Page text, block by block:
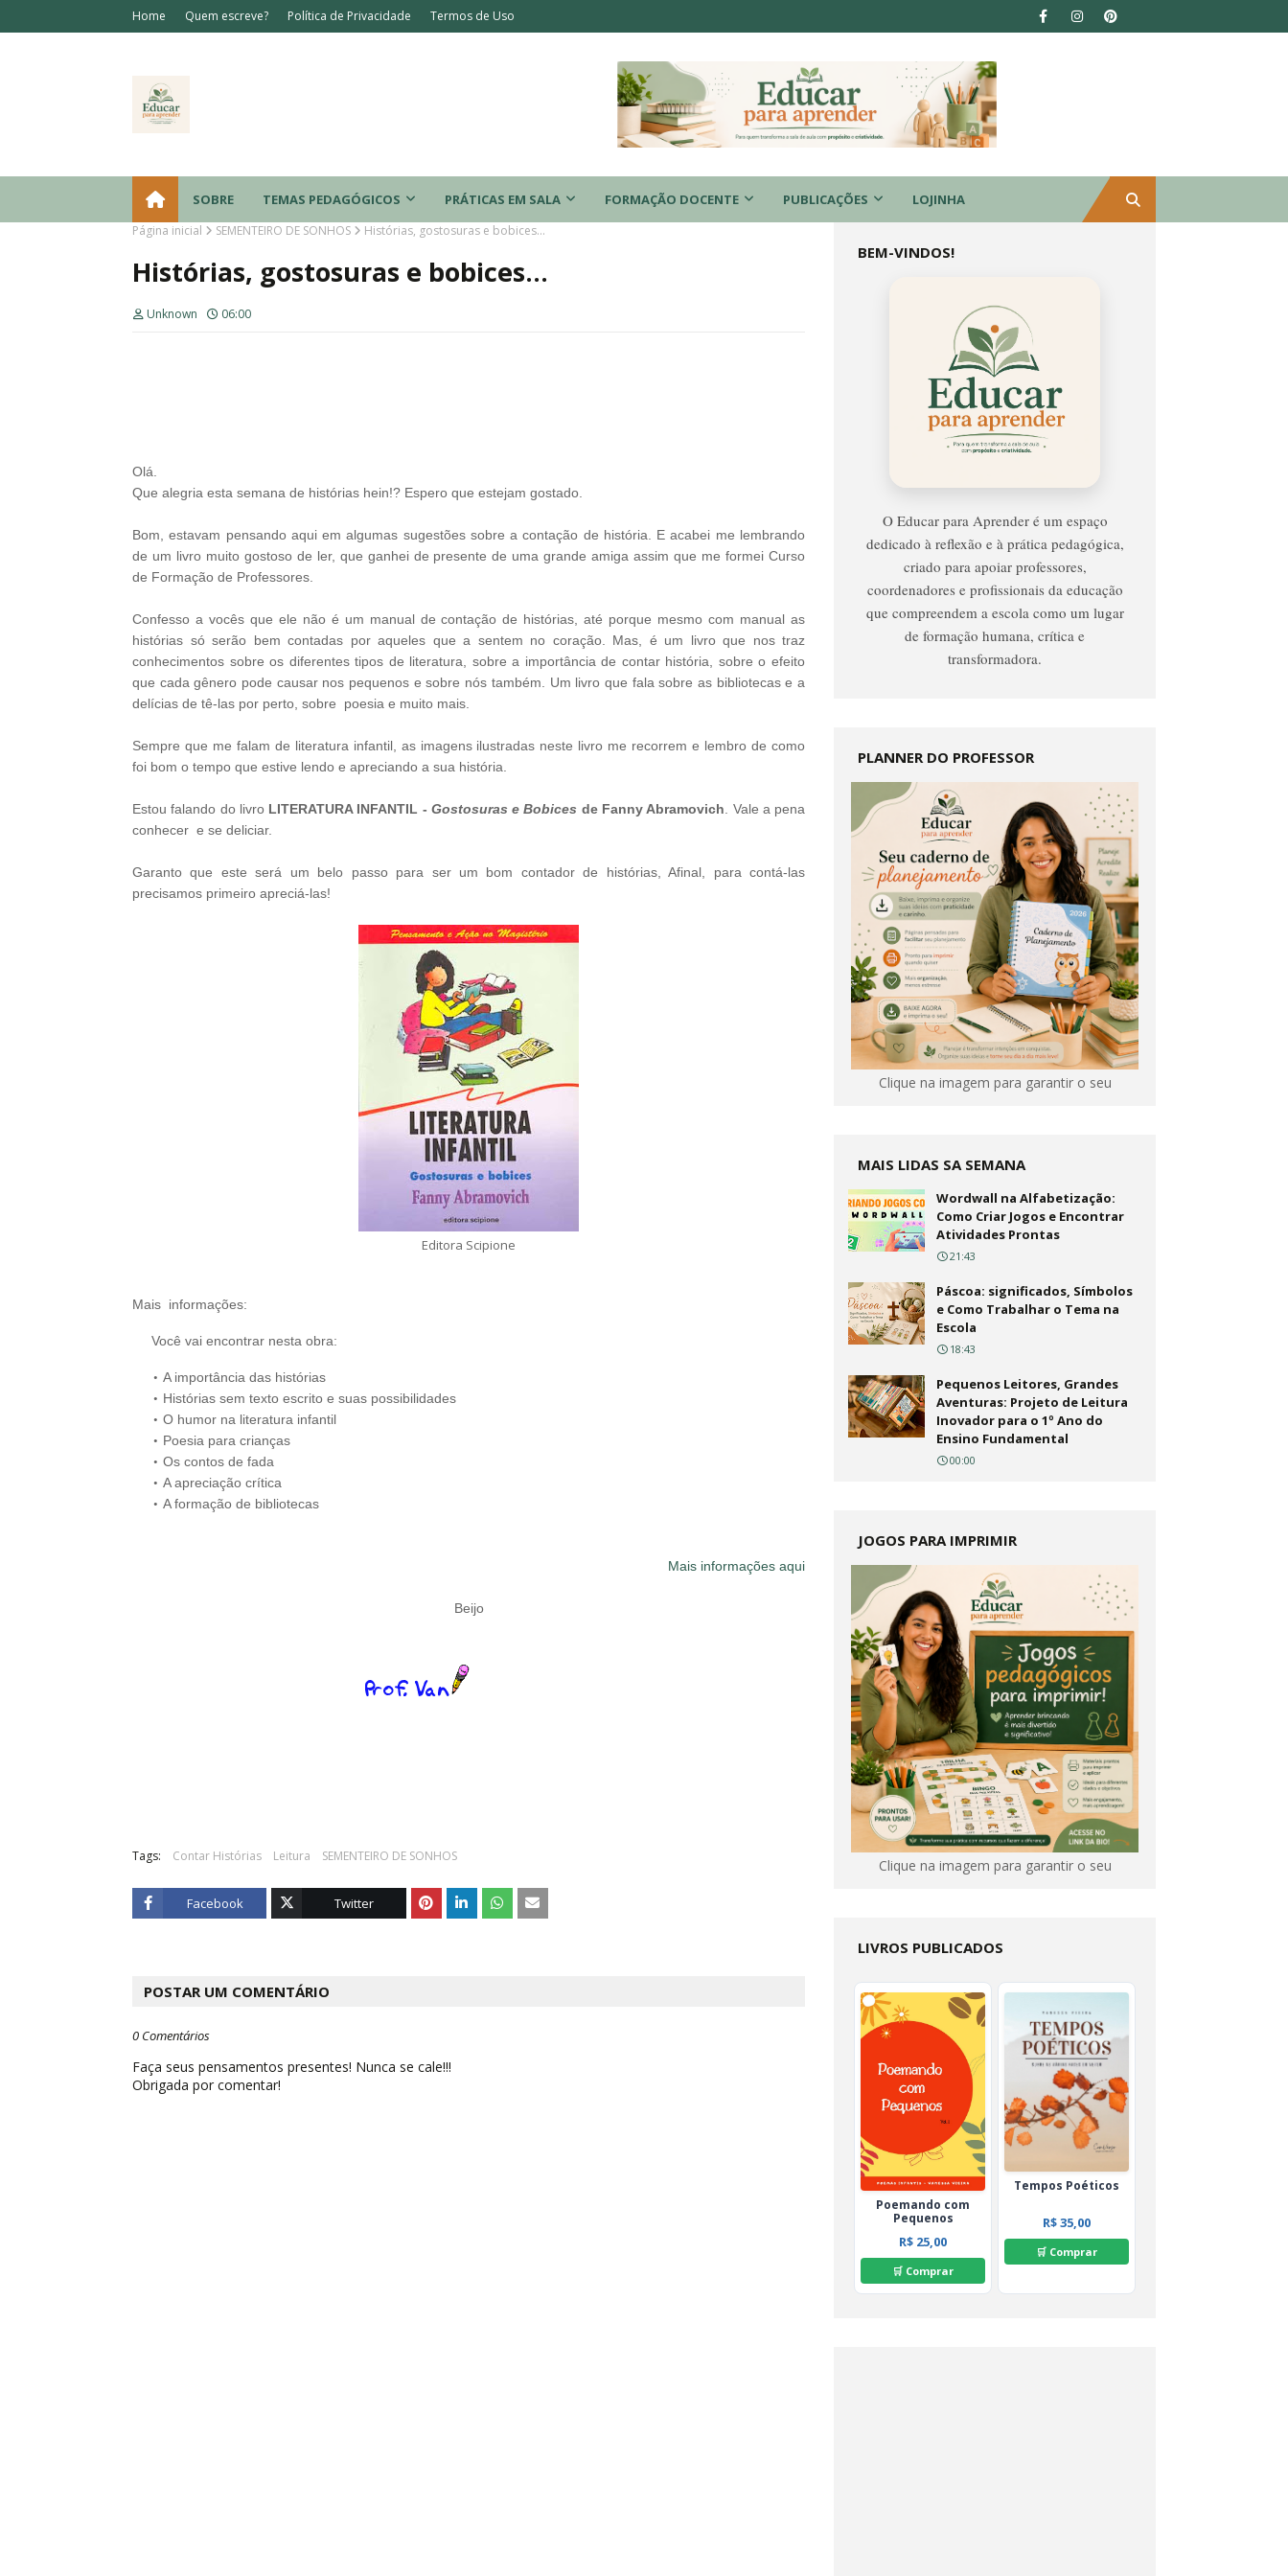
Home Quem escreve? Política de Privacidade Termos de Uso
SOBRE TEMAS PEDAGÓGICOS PRÁTICAS EM SALA FORMAÇÃO DOCENTE PUBLICAÇÕES LOJINHA
Página inicial SEMENTEIRO DE SONHOS Histórias, gostosuras e bobices...
Histórias, gostosuras e bobices...
Unknown 06:00
Olá.
Que alegria esta semana de histórias hein!? Espero que estejam gostado.
Bom, estavam pensando aqui em algumas sugestões sobre a contação de história. E acabei me lembrando
de um livro muito gostoso de ler, que ganhei de presente de uma grande amiga assim que me formei Curso
de Formação de Professores.
Confesso a vocês que ele não é um manual de contação de histórias, até porque mesmo com manual as
histórias só serão bem contadas por aqueles que a sentem no coração. Mas, é um livro que nos traz
conhecimentos sobre os diferentes tipos de literatura, sobre a importância de contar história, sobre o efeito
que cada gênero pode causar nos pequenos e sobre nós também. Um livro que fala sobre as bibliotecas e a
delícias de tê-las por perto, sobre poesia e muito mais.
Sempre que me falam de literatura infantil, as imagens ilustradas neste livro me recorrem e lembro de como
foi bom o tempo que estive lendo e apreciando a sua história.
Estou falando do livro LITERATURA INFANTIL - Gostosuras e Bobices de Fanny Abramovich . Vale a pena
conhecer e se deliciar.
Garanto que este será um belo passo para ser um bom contador de histórias, Afinal, para contá-las
precisamos primeiro apreciá-las!
Editora Scipione
Mais informações:
Você vai encontrar nesta obra:
A importância das histórias
Histórias sem texto escrito e suas possibilidades
O humor na literatura infantil
Poesia para crianças
Os contos de fada
A apreciação crítica
A formação de bibliotecas
Mais informações aqui
Beijo
Tags: Contar Histórias Leitura SEMENTEIRO DE SONHOS
Facebook Twitter
POSTAR UM COMENTÁRIO
0 Comentários
Faça seus pensamentos presentes! Nunca se cale!!!
Obrigada por comentar!
BEM-VINDOS!
Educar
Para
O Educar para Aprender é um espaço
dedicado à reflexão e à prática pedagógica,
criado para apoiar professores,
coordenadores e profissionais da educação
que compreendem a escola como um lugar
de formação humana, crítica e
transformadora.
PLANNER DO PROFESSOR
Clique na imagem para garantir o seu
MAIS LIDAS SA SEMANA
Wordwall na Alfabetização:
Como Criar Jogos e Encontrar
Atividades Prontas
21:43
Páscoa: significados, Símbolos
e Como Trabalhar o Tema na
Escola
18:43
Pequenos Leitores, Grandes
Aventuras: Projeto de Leitura
Inovador para o 1º Ano do
Ensino Fundamental
00:00
JOGOS PARA IMPRIMIR
Clique na imagem para garantir o seu
LIVROS PUBLICADOS
Poemando com
Pequenos
R$ 25,00
🛒 Comprar
Tempos Poéticos
R$ 35,00
🛒 Comprar